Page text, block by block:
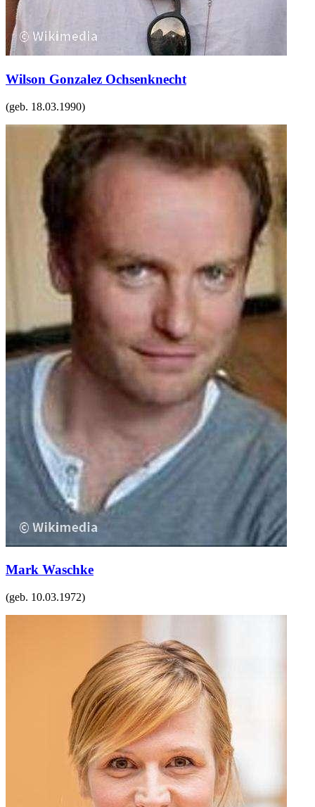
Wilson Gonzalez Ochsenknecht
(geb. 18.03.1990)
Mark Waschke
(geb. 10.03.1972)